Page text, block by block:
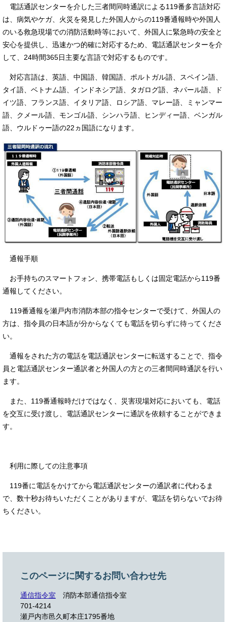
電話通訳センターを介した三者間同時通訳による119番多言語対応
は、病気やケガ、火災を発見した外国人からの119番通報時や外国人
のいる救急現場での消防活動時等において、外国人に緊急時の安全と
安心を提供し、迅速かつ的確に対応するため、電話通訳センターを介
して、24時間365日主要な言語で対応するものです。
対応言語は、英語、中国語、韓国語、ポルトガル語、スペイン語、
タイ語、ベトナム語、インドネシア語、タガログ語、ネパール語、ド
イツ語、フランス語、イタリア語、ロシア語、マレー語、ミャンマー
語、クメール語、モンゴル語、シンハラ語、ヒンディー語、ベンガル
語、ウルドゥー語の22ヵ国語になります。
通報手順
お手持ちのスマートフォン、携帯電話もしくは固定電話から119番
通報してください。
119番通報を瀬戸内市消防本部の指令センターで受けて、外国人の
方は、指令員の日本語が分からなくても電話を切らずに待ってくださ
い。
通報をされた方の電話を電話通訳センターに転送することで、指令
員と電話通訳センター通訳者と外国人の方との三者間同時通訳を行い
ます。
また、119番通報時だけではなく、災害現場対応においても、電話
を交互に受け渡し、電話通訳センターに通訳を依頼することができま
す。
利用に際しての注意事項
119番に電話をかけてから電話通訳センターの通訳者に代わるま
で、数十秒お待ちいただくことがありますが、電話を切らないでお待
ちください。
このページに関するお問い合わせ先
通信指令室
消防本部通信指令室
701-4214
瀬戸内市邑久町本庄1795番地